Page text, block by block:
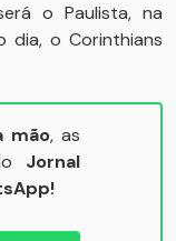
o Paulista, na
dia, o Corinthians
mão, as
Jornal